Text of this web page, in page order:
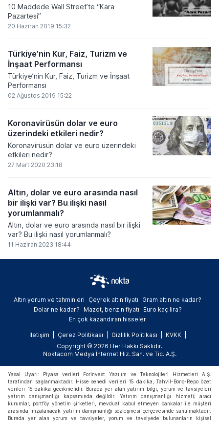
10 Maddede Wall Street’te “Kara
Pazartesi”
20 Haziran 2019 15:32
Türkiye’nin Kur, Faiz, Turizm ve
İnşaat Performansı
Türkiye’nin Kur, Faiz, Turizm ve İnşaat
Performansı
02 Ağustos 2019 15:22
Koronavirüsün dolar ve euro
üzerindeki etkileri nedir?
Koronavirüsün dolar ve euro üzerindeki
etkileri nedir?
27 Mart 2020 23:18
Altın, dolar ve euro arasında nasıl
bir ilişki var? Bu ilişki nasıl
yorumlanmalı?
Altın, dolar ve euro arasında nasıl bir ilişki
var? Bu ilişki nasıl yorumlanmalı?
11 Haziran 2023 18:44
Altın yorum ve tahminleri Çeyrek altın fiyatı
Gram altın ne kadar?
Dolar ne kadar?
Mazot, benzin fiyatı
Euro kaç lira?
En çok kazandıran hisseler
İletişim Çerez Politikası Gizlilik Politikası
KVKK
Copyright © 2026 Her Hakkı Saklıdır.
Noktacom Medya İnternet Hiz. San. ve Tic. A.Ş.
Yasal Uyarı: Piyasa verileri Forinvest Yazılım ve Teknolojileri Hizmetleri A.Ş.
tarafından sağlanmaktadır. Hisse senedi verileri 15 dakika, Tahvil-Bono-Repo özet
verileri 15 dakika gecikmelidir. Burada yer alan yatırım bilgi, yorum ve tavsiyeleri
yatırım danışmanlığı kapsamında değildir. Yatırım danışmanlığı hizmeti; aracı
kurumlar, portföy yönetim şirketleri, mevduat kabul etmeyen bankalar ile müşteri
arasında imzalanacak yatırım danışmanlığı sözleşmesi çerçevesinde sunulmaktadır.
Burada yer alan yorum ve tavsiyeler, yorum ve tavsiyede bulunanların kişisel